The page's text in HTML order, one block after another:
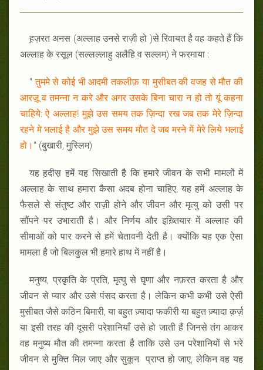
ह़ज़रत अनस (अल्लाह उनसे राज़ी हो )से रिवायत है वह कहते हैं कि
अल्लाह के रसूल (सल्लल्लाहु अ़लैहि व सल्लम) ने फरमाया :
"तुममे से कोई भी आदमी तकलीफ़ या मुसीबत की वजह से मौत की
आरज़ू व तमन्ना न करे और अगर उसके बिना चारा न हो तो यूं कहना
चाहिये: ऐ अल्लाह! मुझे उस समय तक ज़िन्दा रख जब तक मेरे ज़िन्दा
रहने मे भलाई है और मुझे उस समय मौत दे जब मरने में मेरे लिये भलाई
हो। " (बुखारी, मुस्लिम)
यह ह़दीस़ हमें यह सिखाती है कि हमारे जीवन के सभी मामलों में
अल्लाह के साथ हमारा कैसा अदब होना चाहिए, यह हमें अल्लाह के
फैसले से संतुष्ट और राज़ी होने और जीवन और मृत्यु को उसी पर
सौंपने पर उभाराती है। और निर्णय और इख़्तियार में अल्लाह की
सीमाओं को पार करने से हमें चेतावनी देती है। क्योंकि यह एक ऐसा
मामला है जो बिलकुल भी हमारे हाथ में नहीं है।
मनुष्य, प्रकृति के प्रति, मृत्यु से घृणा और नफ़रत करता है और
जीवन से प्यार और उसे पंसद करता है। लेकिन कभी कभी उसे ऐसी
मुसीबत जैसे कठिन बिमारी, या बहुत ज़्यादा फकीरी या बहुत ज़्यादा क़र्ज़
या इसी तरह की दूसरी परेशानियाँ उसे हो जाती हैं जिनसे तंग आकर
वह मनुष्य मौत की तमन्ना करता है ताकि उसे उन परेशानियों से भरे
जीवन से मुक्ति मिल जाए और सुकून प्राप्त हो जाए, लेकिन वह यह